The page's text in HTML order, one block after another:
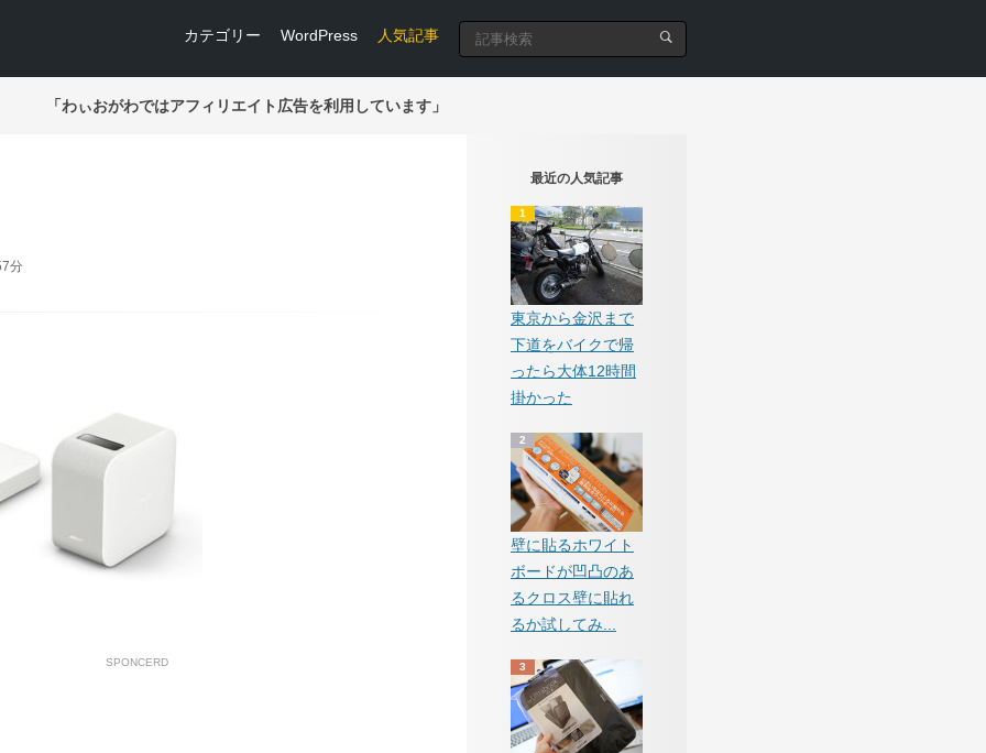
カテゴリー WordPress 人気記事
「わぃおがわではアフィリエイト広告を利用しています」
分
SPONCERD
最近の人気記事
東京から金沢まで
下道をバイクで帰
ったら大体12時間
掛かった
壁に貼るホワイト
ボードが凹凸のあ
るクロス壁に貼れ
るか試してみ...